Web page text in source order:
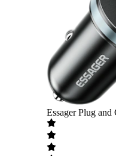
Essager Plug and